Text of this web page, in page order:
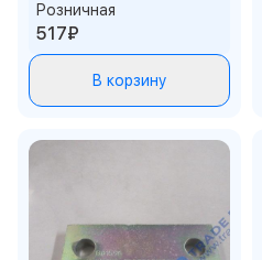
Розничная
517₽
В корзину